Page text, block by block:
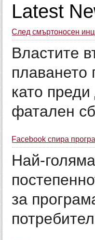
Latest
След смъртоносен
Властите
плаването
като
фатален
Facebook спира
Най-
за